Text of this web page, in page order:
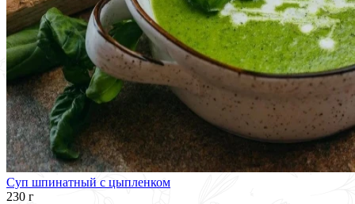
Суп шпинатный с цыпленком
230 г